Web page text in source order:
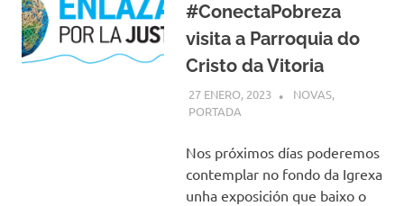
#ConectaPobreza
visita a Parroquia do
Cristo da Vitoria
27 ENERO, 2023 COMUNIDADE
NOVAS,
PORTADA
Nos próximos días poderemos
contemplar no fondo da Igrexa
unha exposición que baixo o